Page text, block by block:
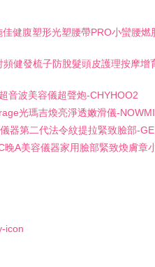
健腹塑形光塑腰帶PRO小蠻腰燃
健發梳子防脫髮頭皮護理按摩增
音波美容儀超聲炮-CHYHOO2
光瑪吉煥亮淨透嫩滑儀-NOWMI
器第二代法令紋提拉緊致臉部-
晚A美容儀器家用臉部緊致煥膚章
icon